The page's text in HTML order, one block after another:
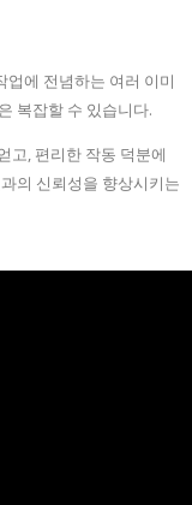
업에 전념하는 여러 이미
복잡할 수 있습니다.
고, 편리한 작동 덕분에
의 신뢰성을 향상시키는